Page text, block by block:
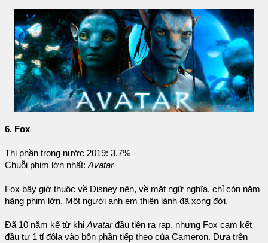
6. Fox
Thị phần trong nước 2019: 3,7%
Chuỗi phim lớn nhất:Avatar
Fox bây giờ thuộc về Disney nên, về mặt ngữ nghĩa, chỉ còn năm
hãng phim lớn. Một người anh em thiện lành đã xong đời.
Đã 10 năm kể từ khiAvatarđầu tiên ra rạp, nhưng Fox cam kết
đầu tư 1 tỉ đôla vào bốn phần tiếp theo của Cameron. Dựa trên